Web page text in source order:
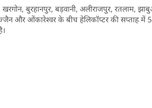
बुरहानपुर, बड़वानी, अलीराजपुर, रतलाम,
और ओंकारेश्वर के बीच हेलिकॉप्टर की सप्ताह में